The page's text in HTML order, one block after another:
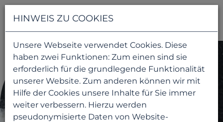
HINWEIS ZU COOKIES
Unsere Webseite verwendet Cookies. Diese
haben zwei Funktionen: Zum einen sind sie
erforderlich für die grundlegende Funktionalität
unserer Website. Zum anderen können wir mit
Hilfe der Cookies unsere Inhalte für Sie immer
weiter verbessern. Hierzu werden
pseudonymisierte Daten von Website-